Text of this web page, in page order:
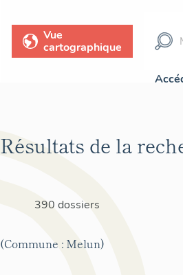
Vue
cartographique
Résultats de la
390 dossiers
(Commune : Melun)